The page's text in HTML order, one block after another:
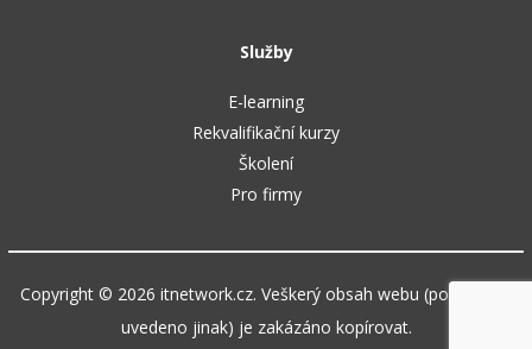
Služby
E-learning
Rekvalifikační kurzy
Školení
Pro firmy
Copyright © 2026 itnetwork.cz. Veškerý obsah webu (pokud není
uvedeno jinak) je zakázáno kopírovat.